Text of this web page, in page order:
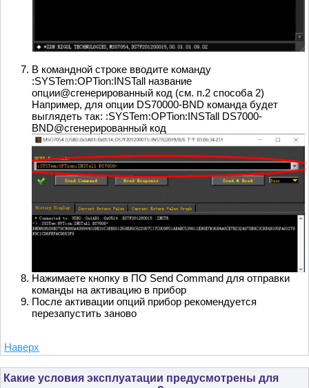
В командной строке вводите команду
:SYSTem:OPTion:INSTall название
опции@сгенерированный код (см. п.2 способа 2)
Например, для опции DS70000-BND команда будет
выглядеть так: :SYSTem:OPTion:INSTall DS7000-
BND@сгенерированный код
Нажимаете кнопку в ПО Send Command для отправки
команды на активацию в прибор
После активации опций прибор рекомендуется
перезапустить заново
Наверх
Какие условия эксплуатации предусмотрены для